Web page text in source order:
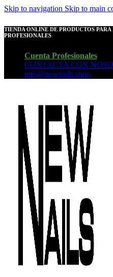
Skip to navigation Skip to main
TIENDA ONLINE DE PRODUCTOS
PROFESIONALES
Cuenta Profesionales
CONTACTA CON
info@newnails.shop